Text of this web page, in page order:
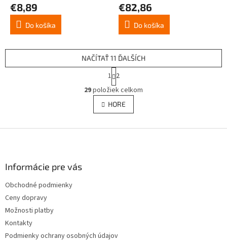
€8,89
Do košíka
€82,86
Do košíka
O
v
l
á
p
NAČÍTAŤ 11 ĎALŠÍCH
S
t
r
á
n
k
v
1 2
29položiek celkom
HORE
Informácie pre vás
Obchodné podmienky
Ceny dopravy
Možnosti platby
Kontakty
Podmienky ochrany osobných údajov